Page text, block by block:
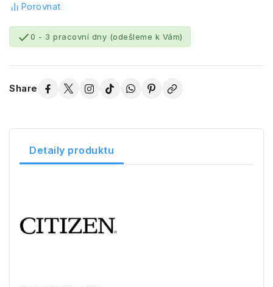
Porovnat
0 - 3 pracovní dny (odešleme k Vám)
Share
Detaily produktu